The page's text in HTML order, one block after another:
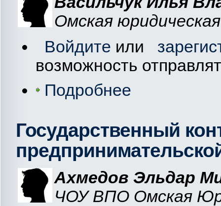
Омская
Войдите или
возможность
Подробнее
Государственный
Ахмедов Эльдар
ЧОУ ВПО Омская